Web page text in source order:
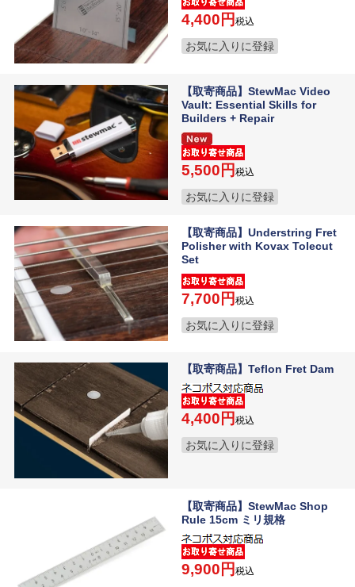
4,400 税込
お気に入りに登録
【取寄商品】StewMac Video
Vault: Essential Skills for
Builders + Repair
5,500 税込
お気に入りに登録
【取寄商品】Understring Fret
Polisher with Kovax Tolecut
Set
7,700 税込
お気に入りに登録
【取寄商品】Teflon Fret Dam
4,400 税込
お気に入りに登録
【取寄商品】StewMac Shop
Rule 15cm ミリ規格
9,900 税込